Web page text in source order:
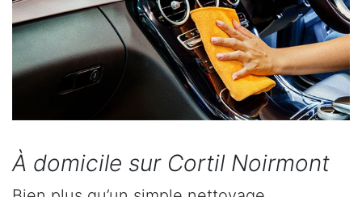
À domicile sur Cortil Noirmont